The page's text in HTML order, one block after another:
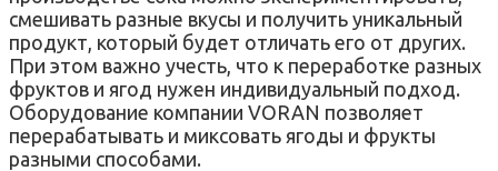
смешивать разные вкусы и получить уникальный
продукт, который будет отличать его от других.
При этом важно учесть, что к переработке разных
фруктов и ягод нужен индивидуальный подход.
Оборудование компании VORAN позволяет
перерабатывать и миксовать ягоды и фрукты
разными способами.